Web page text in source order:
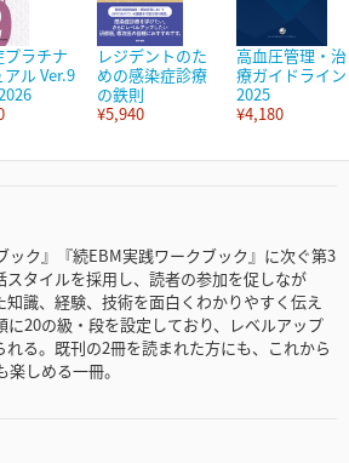
ラチナ
ル Ver.9
レジデントのた
めの感染症診療
の鉄則
¥5,940
高血圧管理・治
療ガイドライン
2025
¥4,180
ック』『続EBM実践ワークブック』に次ぐ第3
タイルを採用し、読者の参加を促しなが
知識、経験、技術を面白くわかりやすく伝え
に20の級・段を設定しており、レベルアップ
る。既刊の2冊を読まれた方にも、これから
しめる一冊。